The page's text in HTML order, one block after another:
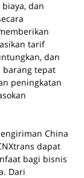
dan
tarif
dan
barang tepat
peningkatan
China
dapat
bagi bisnis
Dari